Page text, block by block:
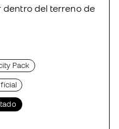
dentro del terreno de
Pack